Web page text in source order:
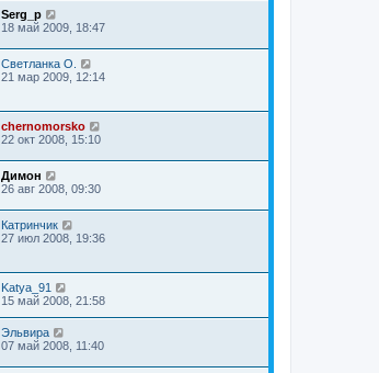
Serg_p
18 май 2009, 18:47
Светланка О.
21 мар 2009, 12:14
chernomorsko
22 окт 2008, 15:10
Димон
26 авг 2008, 09:30
Катринчик
27 июл 2008, 19:36
Katya_91
15 май 2008, 21:58
Эльвира
07 май 2008, 11:40